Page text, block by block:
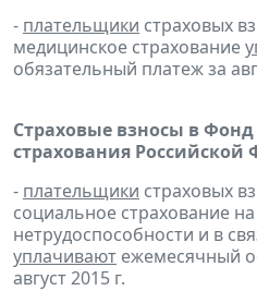
- плательщики страховых
медицинское страхование
обязательный платеж за
Страховые взносы в
страхования Российской
- плательщики страховых
социальное страхование
нетрудоспособности и в
уплачивают ежемесячный
август 2015 г.